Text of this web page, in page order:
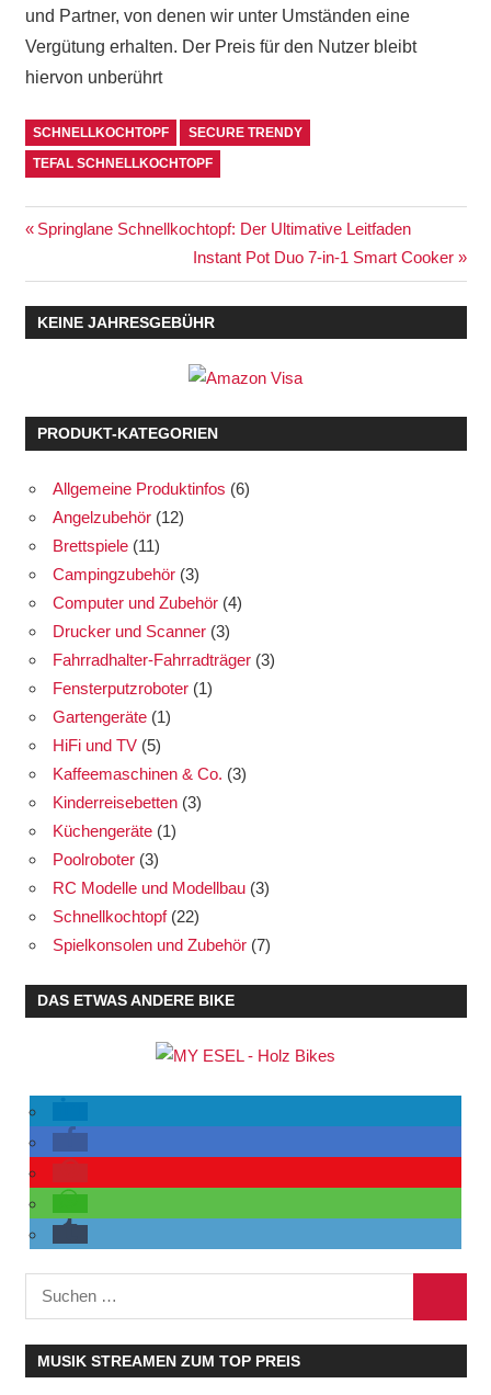
und Partner, von denen wir unter Umständen eine
Vergütung erhalten. Der Preis für den Nutzer bleibt
hiervon unberührt
SCHNELLKOCHTOPF SECURE TRENDY
TEFAL SCHNELLKOCHTOPF
Beitragsnavigation
Vorheriger
Springlane Schnellkochtopf: Der Ultimative Leitfaden
Nächster
Beitrag:
Instant Pot Duo 7-in-1 Smart Cooker
KEINE JAHRESGEBÜHR
PRODUKT-KATEGORIEN
Allgemeine Produktinfos (6)
Angelzubehör (12)
Brettspiele (11)
Campingzubehör (3)
Computer und Zubehör (4)
Drucker und Scanner (3)
Fahrradhalter-Fahrradträger (3)
Fensterputzroboter (1)
Gartengeräte (1)
HiFi und TV (5)
Kaffeemaschinen & Co. (3)
Kinderreisebetten (3)
Küchengeräte (1)
Poolroboter (3)
RC Modelle und Modellbau (3)
Schnellkochtopf(22)
Spielkonsolen und Zubehör (7)
DAS ETWAS ANDERE BIKE
Suchen
nach:
MUSIK STREAMEN ZUM TOP PREIS